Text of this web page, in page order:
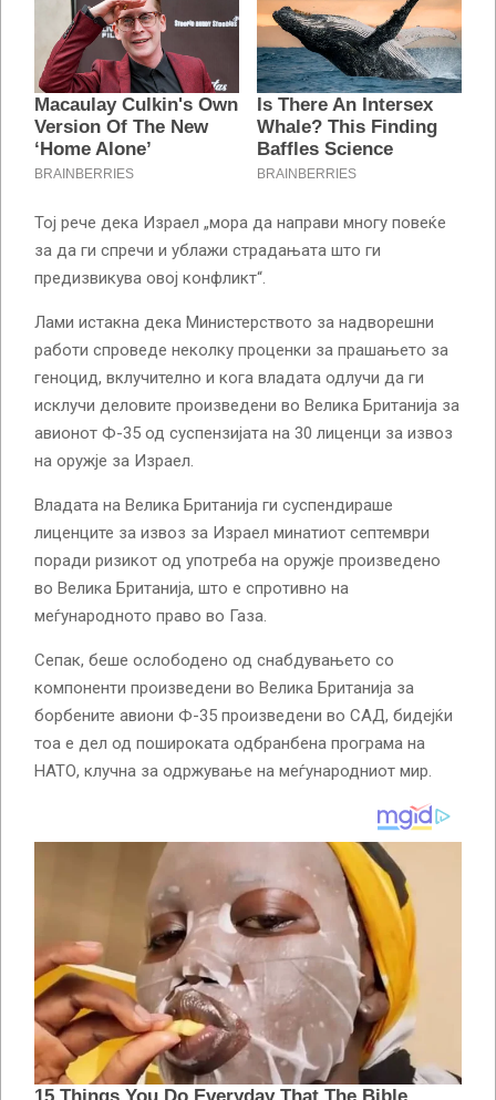
Тој рече дека Израел „мора да направи многу повеќе
за да ги спречи и ублажи страдањата што ги
предизвикува овој конфликт“.
Лами истакна дека Министерството за надворешни
работи спроведе неколку проценки за прашањето за
геноцид, вклучително и кога владата одлучи да ги
исклучи деловите произведени во Велика Британија за
авионот Ф-35 од суспензијата на 30 лиценци за извоз
на оружје за Израел.
Владата на Велика Британија ги суспендираше
лиценците за извоз за Израел минатиот септември
поради ризикот од употреба на оружје произведено
во Велика Британија, што е спротивно на
меѓународното право во Газа.
Сепак, беше ослободено од снабдувањето со
компоненти произведени во Велика Британија за
борбените авиони Ф-35 произведени во САД, бидејќи
тоа е дел од пошироката одбранбена програма на
НАТО, клучна за одржување на меѓународниот мир.